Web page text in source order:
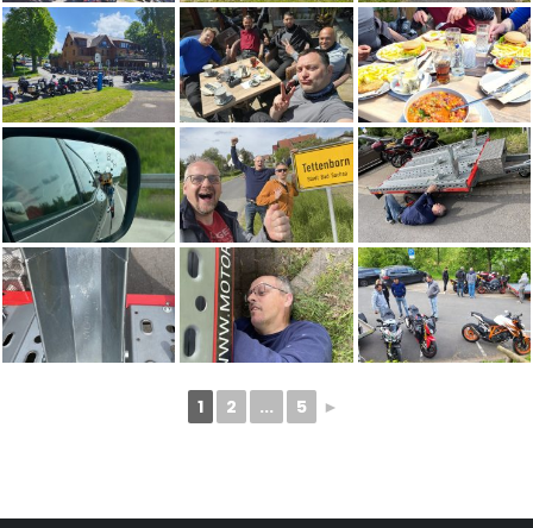
1 2 ... 5 ►